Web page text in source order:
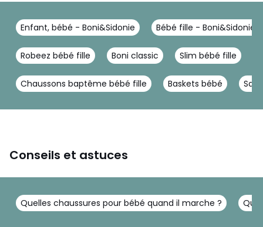
Enfant, bébé - Boni&Sidonie Bébé fille - Boni&Sidonie
Robeez bébé fille Boni classic Slim bébé fille
Chaussons baptême bébé fille Baskets bébé
Conseils et astuces
Quelles chaussures pour bébé quand il marche ?